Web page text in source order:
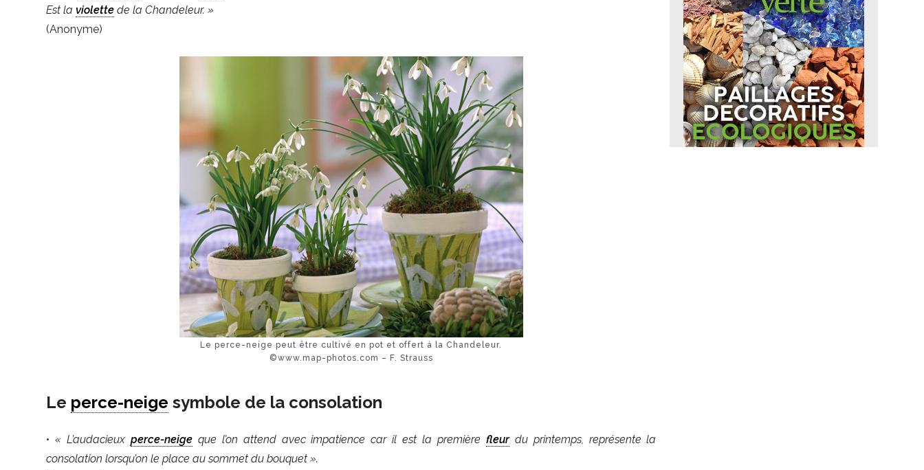
Est la violette de la Chandeleur. »
(Anonyme)
Le perce-neige peut être cultivé en pot et offert à la Chandeleur.
©www.map-photos.com – F. Strauss
Le perce-neige symbole de la consolation
•« L’audacieux perce-neigeque l’on attend avec impatience car il est la première fleurdu printemps, représente la
consolation lorsqu’on le place au sommet du bouquet ».